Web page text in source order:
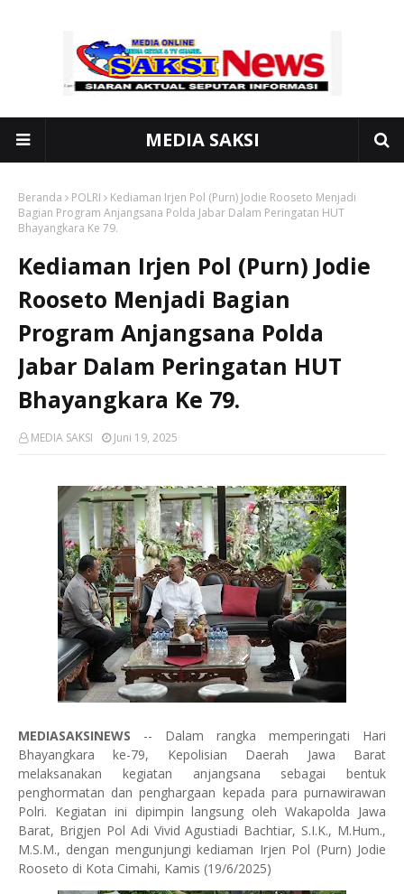
MEDIA SAKSI
Beranda POLRI
Kediaman Irjen Pol (Purn) Jodie Rooseto Menjadi
Bagian Program Anjangsana Polda Jabar Dalam Peringatan HUT
Bhayangkara Ke 79.
Kediaman Irjen Pol (Purn) Jodie
Rooseto Menjadi Bagian
Program Anjangsana Polda
Jabar Dalam Peringatan HUT
Bhayangkara Ke 79.
MEDIA SAKSI Juni 19, 2025
MEDIASAKSINEWS -- Dalam rangka memperingati Hari
Bhayangkara ke-79, Kepolisian Daerah Jawa Barat
melaksanakan kegiatan anjangsana sebagai bentuk
penghormatan dan penghargaan kepada para purnawirawan
Polri. Kegiatan ini dipimpin langsung oleh Wakapolda Jawa
Barat, Brigjen Pol Adi Vivid Agustiadi Bachtiar, S.I.K., M.Hum.,
M.S.M., dengan mengunjungi kediaman Irjen Pol (Purn) Jodie
Rooseto di Kota Cimahi, Kamis (19/6/2025)